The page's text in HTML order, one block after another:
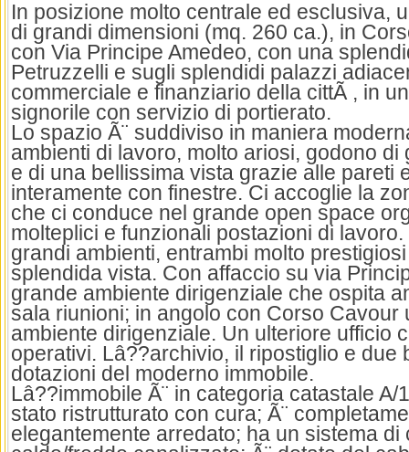
In posizione molto centrale ed esclusiva,
di grandi dimensioni (mq. 260 ca.), in
con Via Principe Amedeo, con una
Petruzzelli e sugli splendidi palazzi
commerciale e finanziario della cittÃ , in
signorile con servizio di portierato.
Lo spazio Ã¨ suddiviso in maniera
ambienti di lavoro, molto ariosi, godono
e di una bellissima vista grazie alle pareti
interamente con finestre. Ci accoglie la
che ci conduce nel grande open space
molteplici e funzionali postazioni di
grandi ambienti, entrambi molto
splendida vista. Con affaccio su via
grande ambiente dirigenziale che ospita
sala riunioni; in angolo con Corso Cavour
ambiente dirigenziale. Un ulteriore ufficio
operativi. Lâ??archivio, il ripostiglio e due
dotazioni del moderno immobile.
Lâ??immobile Ã¨ in categoria catastale A/
stato ristrutturato con cura; Ã¨
elegantemente arredato; ha un sistema di